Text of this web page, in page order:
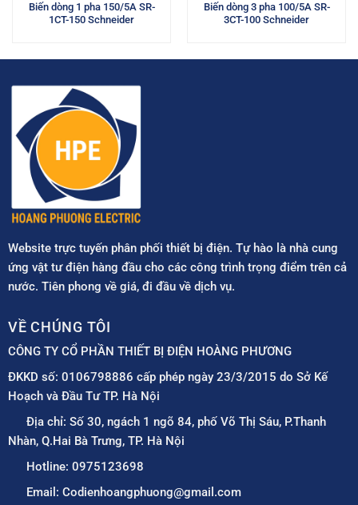
Biến dòng 1 pha 150/5A SR-
1CT-150 Schneider
Biến dòng 3 pha 100/5A SR-
3CT-100 Schneider
Website trực tuyến phân phối thiết bị điện. Tự hào là nhà cung
ứng vật tư điện hàng đầu cho các công trình trọng điểm trên cả
nước. Tiên phong về giá, đi đầu về dịch vụ.
VỀ CHÚNG TÔI
CÔNG TY CỔ PHẦN THIẾT BỊ ĐIỆN HOÀNG PHƯƠNG
ĐKKD số: 0106798886 cấp phép ngày 23/3/2015 do Sở Kế
Hoạch và Đầu Tư TP. Hà Nội
Địa chỉ: Số 30, ngách 1 ngõ 84, phố Võ Thị Sáu, P.Thanh
Nhàn, Q.Hai Bà Trưng, TP. Hà Nội
Hotline: 0975123698
Email: Codienhoangphuong@gmail.com